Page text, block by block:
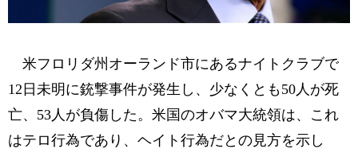
米フロリダ州オーランド市にあるナイトクラブで
12日未明に銃撃事件が発生し、少なくとも50人が死
亡、53人が負傷した。米国のオバマ大統領は、これ
はテロ行為であり、ヘイト行為だとの見方を示し